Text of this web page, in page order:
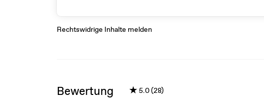
Rechtswidrige Inhalte melden
Bewertung ★5.0 (28)